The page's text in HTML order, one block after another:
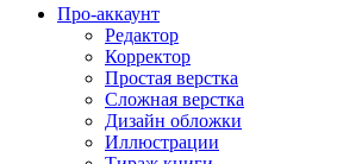
Про-аккаунт
Редактор
Корректор
Простая верстка
Сложная верстка
Дизайн обложки
Иллюстрации